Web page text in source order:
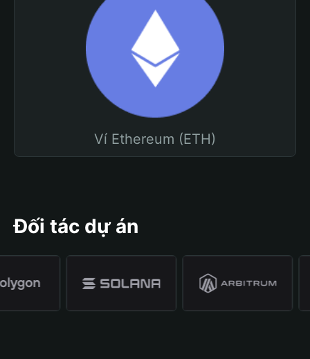
Ví Ethereum (ETH)
Đối tác dự án